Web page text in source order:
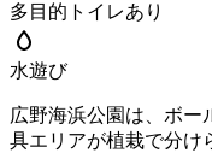
多目的トイレあり
水遊び
広野海浜公園は、ボー
具エリアが植栽で分け